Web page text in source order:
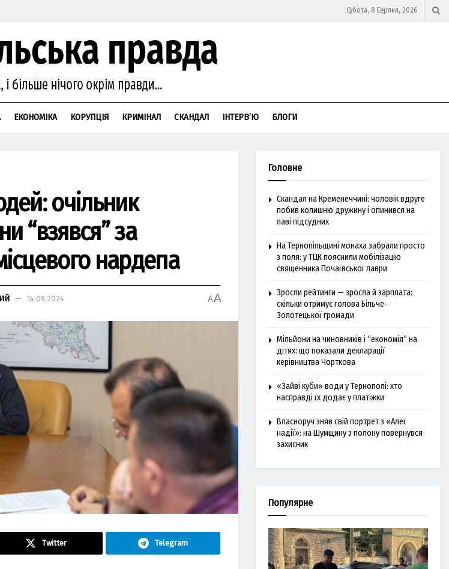
Субота, 8 Серпня, 2026
ЕКОНОМІКА КОРУПЦІЯ КРИМІНАЛ СКАНДАЛ ІНТЕРВ’Ю БЛОГИ
очільник
“взявся” за
нардепа
14.09.2024 AA
Twitter Telegram
Головне
Скандал на Кременеччині: чоловік вдруге
побив колишню дружину і опинився на
лаві підсудних
На Тернопільщині монаха забрали просто
з поля: у ТЦК пояснили мобілізацію
священника Почаївської лаври
Зросли рейтинги — зросла й зарплата:
скільки отримує голова Більче-
Золотецької громади
Мільйони на чиновників і “економія” на
дітях: що показали декларації
керівництва Чорткова
«Зайві куби» води у Тернополі: хто
насправді їх додає у платіжки
Власноруч зняв свій портрет з «Алеї
надії»: на Шумщину з полону повернувся
захисник
Популярне